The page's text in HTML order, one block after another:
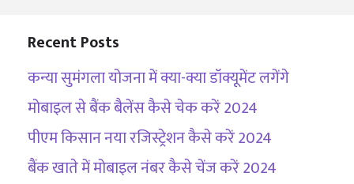
Recent Posts
कन्या सुमंगला योजना में क्या-क्या डॉक्यूमेंट लगेंगे
मोबाइल से बैंक बैलेंस कैसे चेक करें 2024
पीएम किसान नया रजिस्ट्रेशन कैसे करें 2024
बैंक खाते में मोबाइल नंबर कैसे चेंज करें 2024